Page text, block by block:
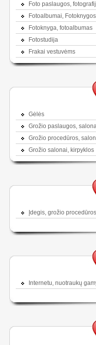
Foto paslaugos,
Fotoalbumai, Fotoknygos
Fotoknyga, fotoalbumas
Fotostudija
Frakai vestuvėms
Gėlės
Grožio paslaugos,
Grožio procedūros,
Grožio salonai, kirpyklos
Įdegis, grožio procedūros
Internetu, nuotraukų